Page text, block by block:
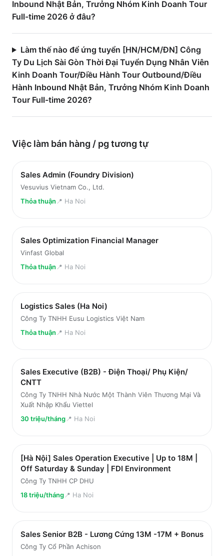
Inbound Nhật Bản, Trưởng Nhóm Kinh Doanh Tour
Full-time 2026 ở đâu?
Làm thế nào để ứng tuyển [HN/HCM/ĐN] Công
Ty Du Lịch Sài Gòn Thời Đại Tuyển Dụng Nhân Viên
Kinh Doanh Tour/Điều Hành Tour Outbound/Điều
Hành Inbound Nhật Bản, Trưởng Nhóm Kinh Doanh
Tour Full-time 2026?
Việc làm bán hàng / pg tương tự
Sales Admin (Foundry Division)
Vesuvius Vietnam Co., Ltd.
Thỏa thuận 📍 Ha Noi
Sales Optimization Financial Manager
Vinfast Global
Thỏa thuận 📍 Ha Noi
Logistics Sales (Ha Noi)
Công Ty TNHH Eusu Logistics Việt Nam
Thỏa thuận 📍 Ha Noi
Sales Executive (B2B) - Điện Thoại/ Phụ Kiện/
CNTT
Công Ty TNHH Nhà Nước Một Thành Viên Thương Mại Và
Xuất Nhập Khẩu Viettel
30 triệu/tháng📍 Ha Noi
[Hà Nội] Sales Operation Executive | Up to 18M |
Off Saturday & Sunday | FDI Environment
Công Ty TNHH CP DHU
18 triệu/tháng📍 Ha Noi
Sales Senior B2B - Lương Cứng 13M -17M + Bonus
Công Ty Cổ Phần Achison